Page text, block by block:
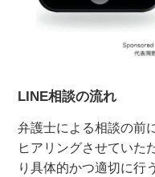
LINE相談の流れ
弁護士による相談の前
ヒアリングさせていた
り具体的かつ適切に行